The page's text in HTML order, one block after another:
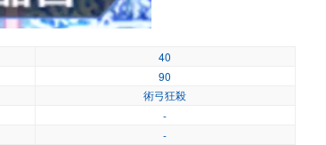
40
90
術弓狂殺
-
-